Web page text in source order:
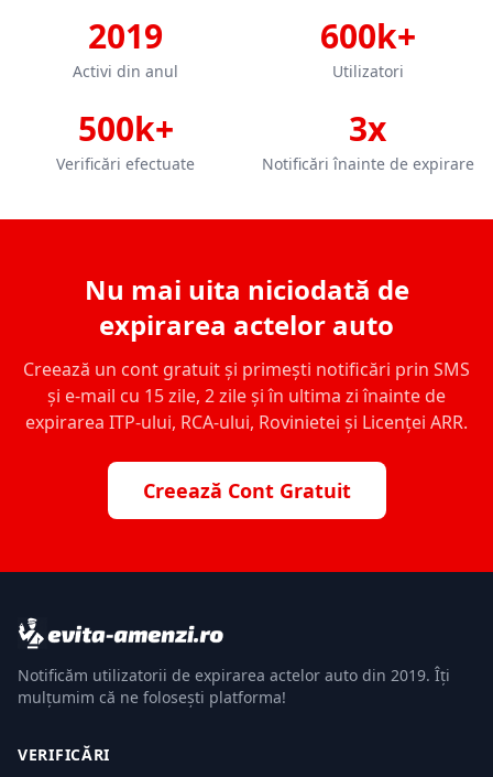
2019
Activi din anul
600k+
Utilizatori
500k+
Verificări efectuate
3x
Notificări înainte de expirare
Nu mai uita niciodată de
expirarea actelor auto
Creează un cont gratuit și primești notificări prin SMS
și e-mail cu 15 zile, 2 zile și în ultima zi înainte de
expirarea ITP-ului, RCA-ului, Rovinietei și Licenței ARR.
Creează Cont Gratuit
Notificăm utilizatorii de expirarea actelor auto din 2019. Îți
mulțumim că ne folosești platforma!
VERIFICĂRI